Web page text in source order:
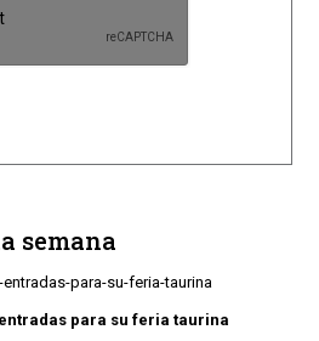
semana
para su feria taurina